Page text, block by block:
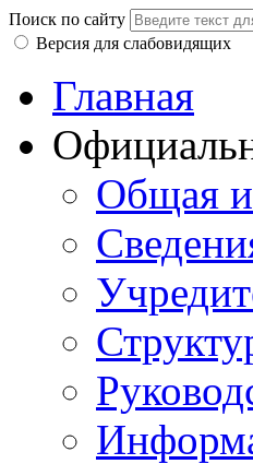
Поиск по сайту
Версия для слабовидящих
Главная
Общая